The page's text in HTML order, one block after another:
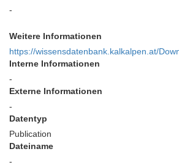
-
Weitere Informationen
https://wissensdatenbank.kalkalpen.at/
Interne Informationen
-
Externe Informationen
-
Datentyp
Publication
Dateiname
-